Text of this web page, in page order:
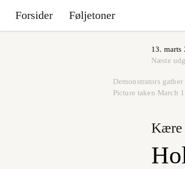
Forsider Føljetoner
13. marts
Næste
Demonstrators
Picture taken March
Kære